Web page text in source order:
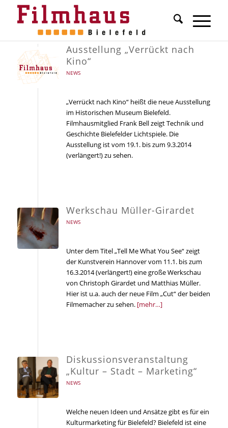
Ausstellung „Verrückt nach
Kino“
NEWS
„Verrückt nach Kino“ heißt die neue Ausstellung
im Historischen Museum Bielefeld.
Filmhausmitglied Frank Bell zeigt Technik und
Geschichte Bielefelder Lichtspiele. Die
Ausstellung ist vom 19.1. bis zum 9.3.2014
(verlängert!) zu sehen.
Werkschau Müller-Girardet
NEWS
Unter dem Titel „Tell Me What You See“ zeigt
der Kunstverein Hannover vom 11.1. bis zum
16.3.2014 (verlängert!) eine große Werkschau
von Christoph Girardet und Matthias Müller.
Hier ist u.a. auch der neue Film „Cut“ der beiden
Filmemacher zu sehen. [mehr…]
Diskussionsveranstaltung
„Kultur – Stadt – Marketing“
NEWS
Welche neuen Ideen und Ansätze gibt es für ein
Kulturmarketing für Bielefeld? Bielefeld ist eine